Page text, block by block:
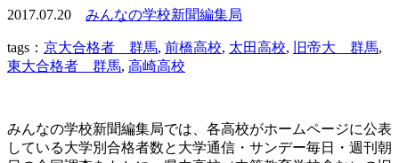
2017.07.20 みんなの学校新聞編集局
tags： 京大合格者 群馬, 前橋高校, 太田高校, 旧帝大 群馬,
東大合格者 群馬, 高崎高校
みんなの学校新聞編集局では、各高校がホームページに公表
している大学別合格者数と大学通信・サンデー毎日・週刊朝